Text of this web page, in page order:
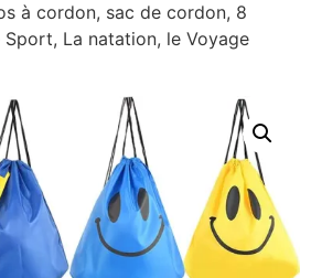
à cordon, sac de cordon, 8
Sport, La natation, le Voyage